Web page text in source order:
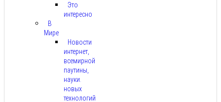
Это
интересно
В
Мире
Новости
интернет,
всемирной
паутины,
науки.
новых
технологий